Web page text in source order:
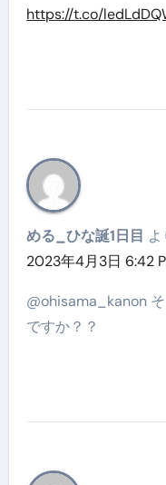
https://t.co/
める_ひな誕1日目
2023年4月3日 6:42
@ohisama_kanon
ですか？？